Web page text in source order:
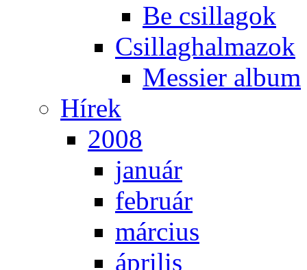
Be csil­la­gok
Csil­lag­hal­ma­zok
Mes­si­er al­bum
Hí­rek
2008
ja­nu­ár
feb­ru­ár
már­ci­us
áp­ri­lis